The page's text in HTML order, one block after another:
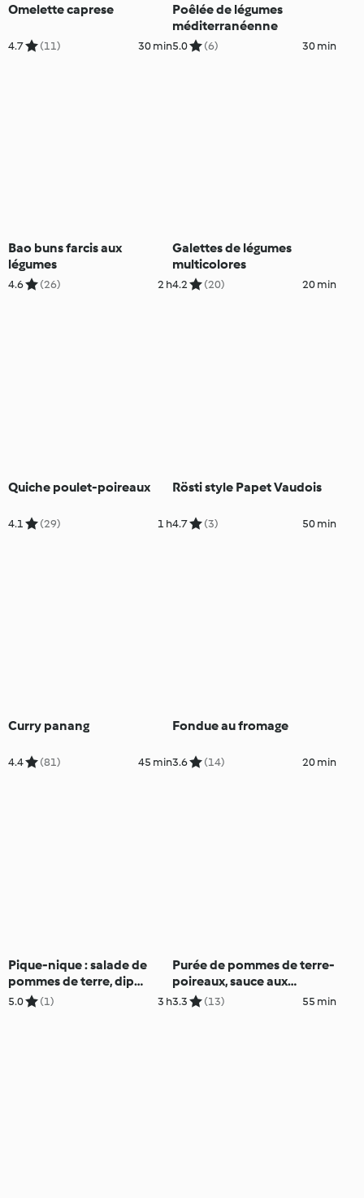
Omelette caprese
4.7 (11) 30 min
Poêlée de légumes
méditerranéenne
5.0 (6) 30 min
Bao buns farcis aux
légumes
4.6 (26) 2 h
Galettes de légumes
multicolores
4.2 (20) 20 min
Quiche poulet-poireaux
4.1 (29) 1 h
Rösti style Papet Vaudois
4.7 (3) 50 min
Curry panang
4.4 (81) 45 min
Fondue au fromage
3.6 (14) 20 min
Pique-nique : salade de
pommes de terre, dip
roquette-tomates, pain
5.0 (1) 3 h
Purée de pommes de terre-
poireaux, sauce aux
quenelles
3.3 (13) 55 min